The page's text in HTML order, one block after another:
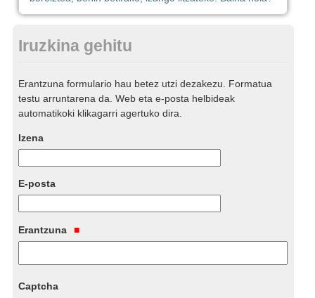
Iruzkina gehitu
Erantzuna formulario hau betez utzi dezakezu. Formatua
testu arruntarena da. Web eta e-posta helbideak
automatikoki klikagarri agertuko dira.
Izena
E-posta
Erantzuna
Captcha